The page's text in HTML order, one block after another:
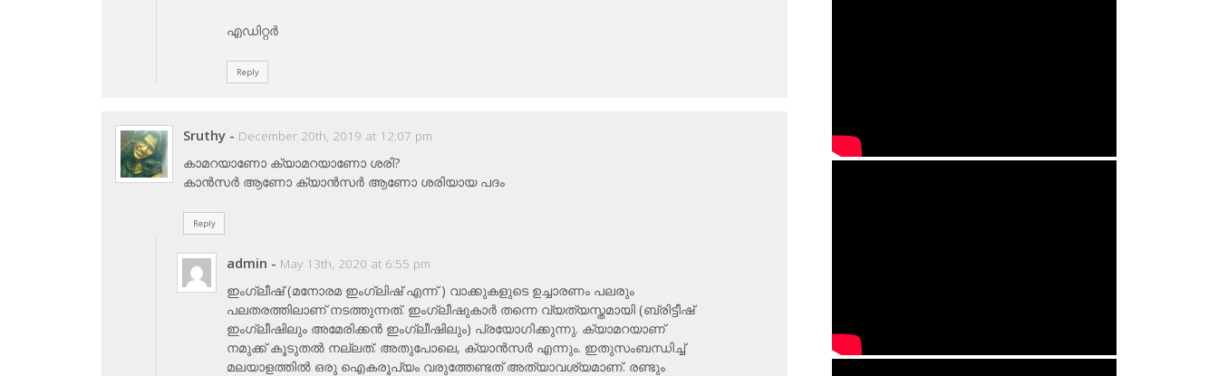
എഡിറ്റര്‍
Reply
Sruthy - December 20th, 2019 at 12:07 pm
കാമറയാണോ ക്യാമറയാണോ ശരി?
കാൻസർ ആണോ ക്യാൻസർ ആണോ ശരിയായ പദം
Reply
admin - May 13th, 2020 at 6:55 pm
ഇംഗ്ലീഷ് (മനോരമ ഇംഗ്ലിഷ് എന്ന് ) വാക്കുകളുടെ ഉച്ചാരണം പലരും
പലതരത്തിലാണ് നടത്തുന്നത്. ഇംഗ്ലീഷുകാര്‍ തന്നെ വ്യത്യസ്തമായി (ബ്രിട്ടീഷ്
ഇംഗ്ലീഷിലും അമേരിക്കന്‍ ഇംഗ്ലീഷിലും) പ്രയോഗിക്കുന്നു. ക്യാമറയാണ്
നമുക്ക് കൂടുതല്‍ നല്ലത്. അതുപോലെ, ക്യാന്‍സര്‍ എന്നും. ഇതുസംബന്ധിച്ച്
മലയാളത്തില്‍ ഒരു ഐകരൂപ്യം വരുത്തേണ്ടത് അത്യാവശ്യമാണ്. രണ്ടും